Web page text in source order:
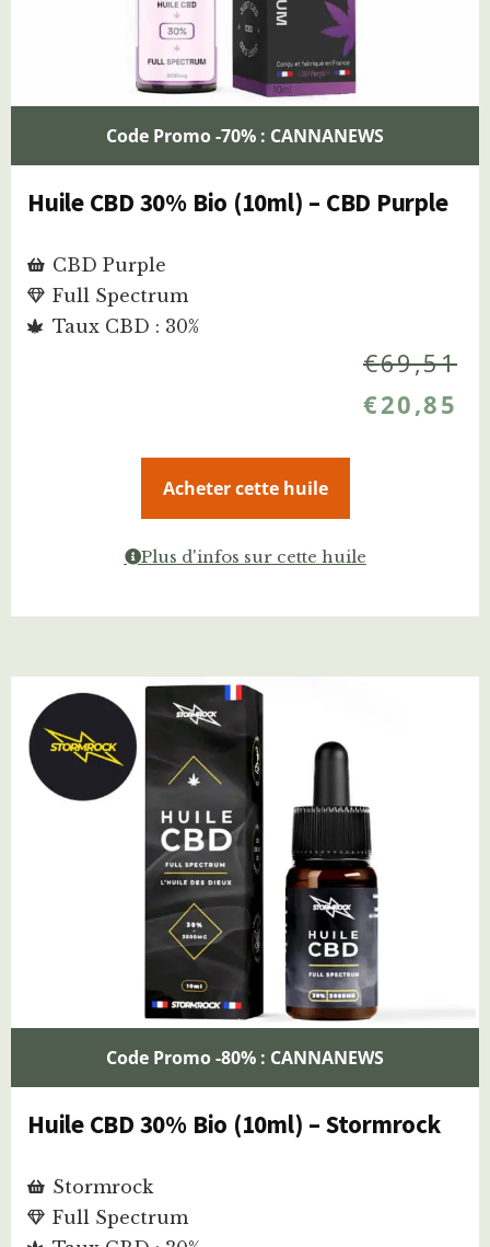
Code Promo -70% : CANNANEWS
Huile CBD 30% Bio (10ml) – CBD Purple
CBD Purple
Full Spectrum
Taux CBD : 30%
€69,51
€20,85
Acheter cette huile
Plus d'infos sur cette huile
Code Promo -80% : CANNANEWS
Huile CBD 30% Bio (10ml) – Stormrock
Stormrock
Full Spectrum